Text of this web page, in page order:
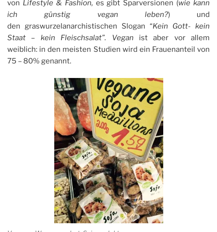
von Lifestyle & Fashion, es gibt Sparversionen (wie kann
ich günstig vegan leben?) und
den graswurzelanarchistischen Slogan “Kein Gott- kein
Staat – kein Fleischsalat”. Vegan ist aber vor allem
weiblich: in den meisten Studien wird ein Frauenanteil von
75 – 80% genannt.